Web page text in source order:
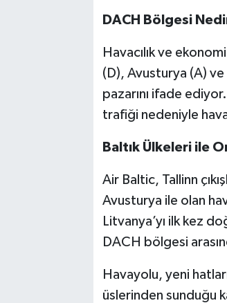
DACH Bölgesi
Havacılık ve
(D), Avusturya (A)
pazarını ifade
trafiği nedeniyle
Baltık Ülkeleri ile
Air Baltic, Tallinn
Avusturya ile olan
Litvanya’yı ilk kez
DACH bölgesi
Havayolu, yeni
üslerinden sunduğu